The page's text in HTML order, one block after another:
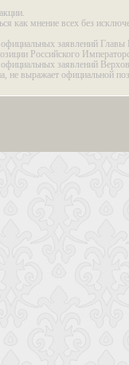
как мнение всех без
заявлений Главы
Российского
заявлений
не выражает официальной